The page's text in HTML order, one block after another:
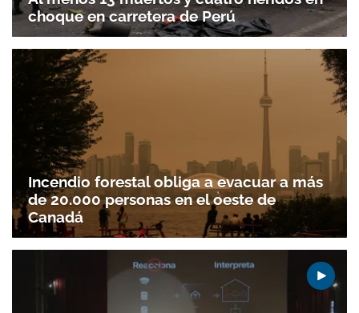
choque en carretera de Perú
Incendio forestal obliga a evacuar a más
de 20.000 personas en el oeste de
Canadá